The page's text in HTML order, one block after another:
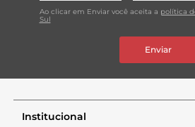
Ao clicar em Enviar você aceita a política
Sul
Enviar
Institucional